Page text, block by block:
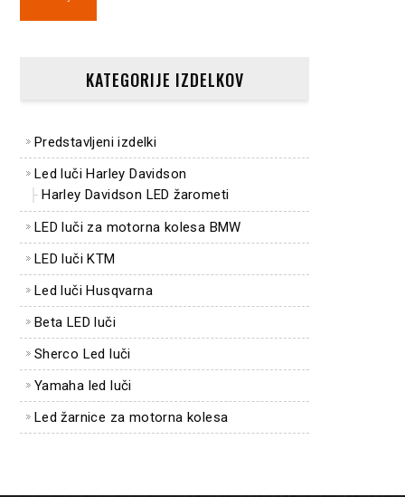
KATEGORIJE IZDELKOV
Predstavljeni izdelki
Led luči Harley Davidson
Harley Davidson LED žarometi
LED luči za motorna kolesa BMW
LED luči KTM
Led luči Husqvarna
Beta LED luči
Sherco Led luči
Yamaha led luči
Led žarnice za motorna kolesa